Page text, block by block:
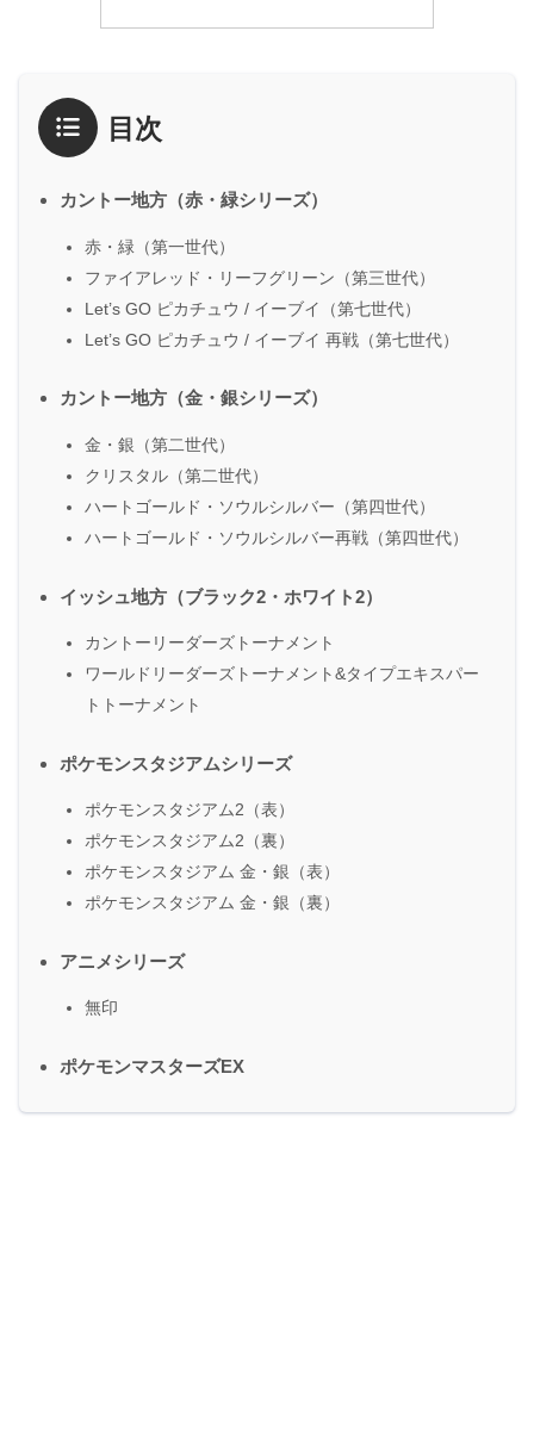
目次
カントー地方（赤・緑シリーズ）
赤・緑（第一世代）
ファイアレッド・リーフグリーン（第三世代）
Let’s GO ピカチュウ / イーブイ（第七世代）
Let’s GO ピカチュウ / イーブイ 再戦（第七世代）
カントー地方（金・銀シリーズ）
金・銀（第二世代）
クリスタル（第二世代）
ハートゴールド・ソウルシルバー（第四世代）
ハートゴールド・ソウルシルバー再戦（第四世代）
イッシュ地方（ブラック2・ホワイト2）
カントーリーダーズトーナメント
ワールドリーダーズトーナメント&タイプエキスパー
トトーナメント
ポケモンスタジアムシリーズ
ポケモンスタジアム2（表）
ポケモンスタジアム2（裏）
ポケモンスタジアム 金・銀（表）
ポケモンスタジアム 金・銀（裏）
アニメシリーズ
無印
ポケモンマスターズEX